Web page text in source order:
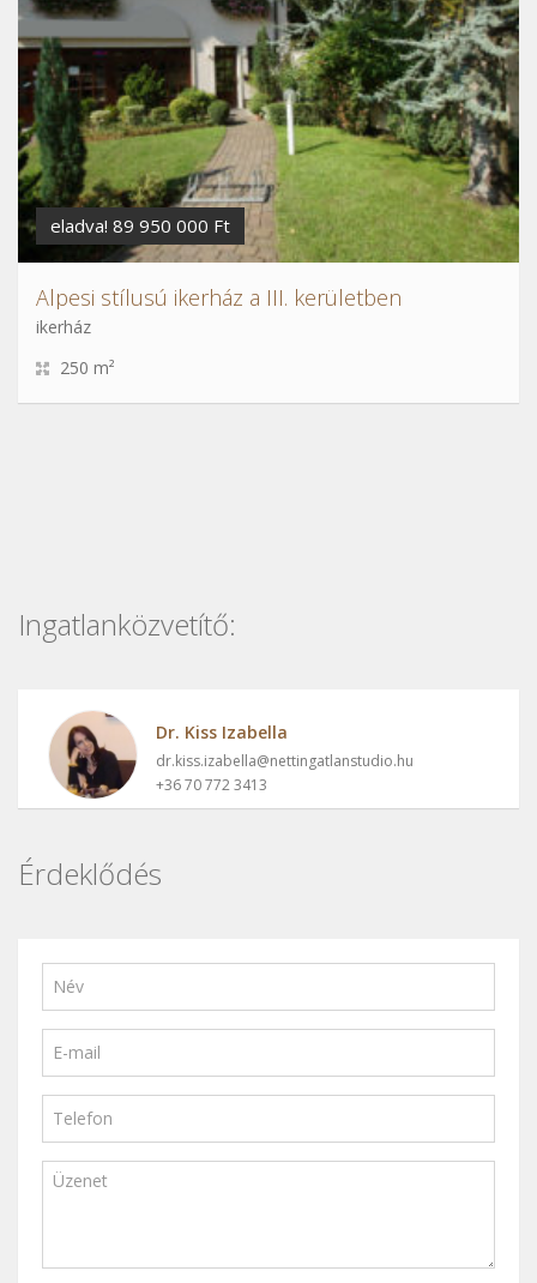
eladva! 89 950 000 Ft
Alpesi stílusú ikerház a III. kerületben
ikerház
250 m²
Ingatlanközvetítő:
Dr. Kiss Izabella
dr.kiss.izabella@nettingatlanstudio.hu
+36 70 772 3413
Érdeklődés